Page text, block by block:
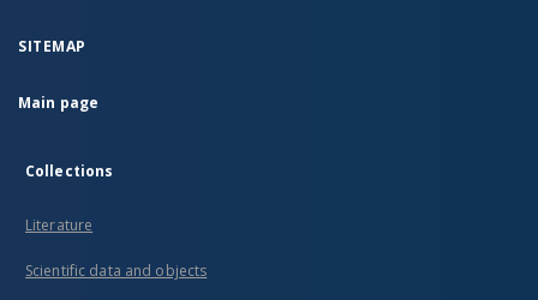
SITEMAP
Main page
Collections
Literature
Scientific data and objects